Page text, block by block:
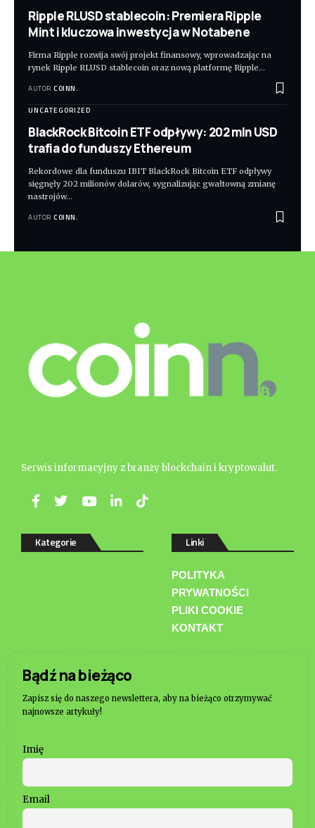
Ripple RLUSD stablecoin: Premiera Ripple
Mint i kluczowa inwestycja w Notabene
Firma Ripple rozwija swój projekt finansowy, wprowadzając na
rynek Ripple RLUSD stablecoin oraz nową platformę Ripple…
AUTOR COINN.
UNCATEGORIZED
BlackRock Bitcoin ETF odpływy: 202 mln USD
trafia do funduszy Ethereum
Rekordowe dla funduszu IBIT BlackRock Bitcoin ETF odpływy
sięgnęły 202 milionów dolarów, sygnalizując gwałtowną zmianę
nastrojów…
AUTOR COINN.
Serwis informacyjny z branży blockchain i kryptowalut.
Kategorie Linki
POLITYKA
PRYWATNOŚCI
PLIKI COOKIE
KONTAKT
Bądź na bieżąco
Zapisz się do naszego newslettera, aby na bieżąco otrzymywać
najnowsze artykuły!
Imię
Email